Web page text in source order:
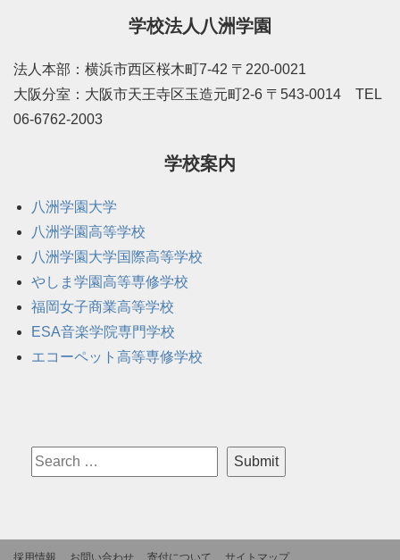
学校法人八洲学園
法人本部：横浜市西区桜木町7-42 〒220-0021
大阪分室：大阪市天王寺区玉造元町2-6 〒543-0014 TEL
06-6762-2003
学校案内
八洲学園大学
八洲学園高等学校
八洲学園大学国際高等学校
やしま学園高等専修学校
福岡女子商業高等学校
ESA音楽学院専門学校
エコーペット高等専修学校
採用情報 お問い合わせ 寄付について サイトマップ